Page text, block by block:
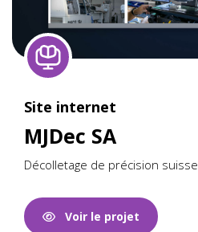
Site internet
MJDec SA
Décolletage de précision suisse
Voir le projet